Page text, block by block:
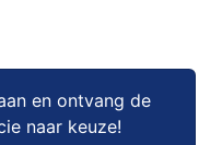
en ontvang de
naar keuze!